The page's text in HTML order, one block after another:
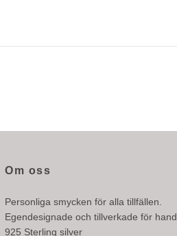
Om oss
Personliga smycken för alla tillfällen.
Egendesignade och tillverkade för hand
925 Sterling silver